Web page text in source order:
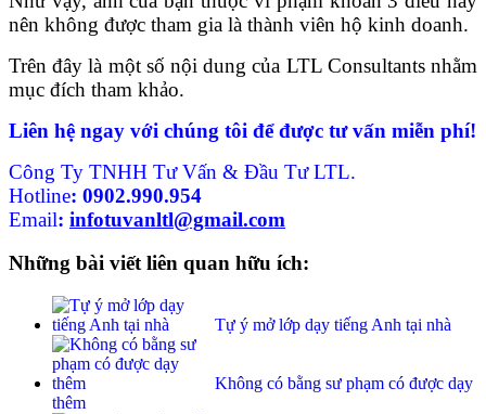
nên không được tham gia là thành viên hộ kinh doanh.
Trên đây là một số nội dung của LTL Consultants nhằm
mục đích tham khảo.
Liên hệ ngay với chúng tôi để được tư vấn miễn phí!
Công Ty TNHH Tư Vấn & Đầu Tư LTL.
Hotline: 0902.990.954
Email: infotuvanltl@gmail.com
Những bài viết liên quan hữu ích:
Tự ý mở lớp dạy tiếng Anh tại nhà
Không có bằng sư phạm có được dạy
thêm